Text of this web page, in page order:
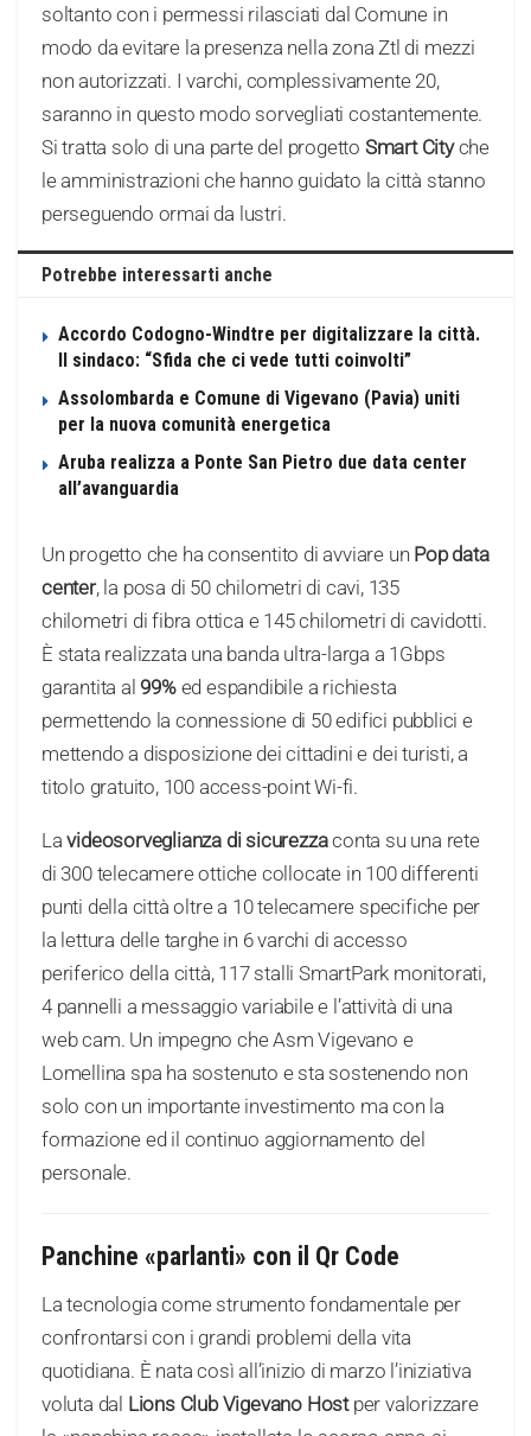
soltanto con i permessi rilasciati dal Comune in
modo da evitare la presenza nella zona Ztl di mezzi
non autorizzati. I varchi, complessivamente 20,
saranno in questo modo sorvegliati costantemente.
Si tratta solo di una parte del progetto Smart Cityche
le amministrazioni che hanno guidato la città stanno
perseguendo ormai da lustri.
Potrebbe interessarti anche
Accordo Codogno-Windtre per digitalizzare la città.
Il sindaco: “Sfida che ci vede tutti coinvolti”
Assolombarda e Comune di Vigevano (Pavia) uniti
per la nuova comunità energetica
Aruba realizza a Ponte San Pietro due data center
all’avanguardia
Un progetto che ha consentito di avviare un Pop data
center, la posa di 50 chilometri di cavi, 135
chilometri di fibra ottica e 145 chilometri di cavidotti.
È stata realizzata una banda ultra-larga a 1Gbps
garantita al99%ed espandibile a richiesta
permettendo la connessione di 50 edifici pubblici e
mettendo a disposizione dei cittadini e dei turisti, a
titolo gratuito, 100 access-point Wi-fi.
Lavideosorveglianza di sicurezzaconta su una rete
di 300 telecamere ottiche collocate in 100 differenti
punti della città oltre a 10 telecamere specifiche per
la lettura delle targhe in 6 varchi di accesso
periferico della città, 117 stalli SmartPark monitorati,
4 pannelli a messaggio variabile e l’attività di una
web cam. Un impegno che Asm Vigevano e
Lomellina spa ha sostenuto e sta sostenendo non
solo con un importante investimento ma con la
formazione ed il continuo aggiornamento del
personale.
Panchine «parlanti» con il Qr Code
La tecnologia come strumento fondamentale per
confrontarsi con i grandi problemi della vita
quotidiana. È nata così all’inizio di marzo l’iniziativa
voluta dal Lions Club Vigevano Hostper valorizzare